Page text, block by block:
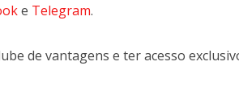
e Telegram.
de vantagens e ter acesso